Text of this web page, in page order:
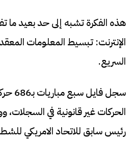
هذه الفكرة تشبه إلى حد بعيد ما
الإنترنت: تبسيط المعلومات
السريع.
سجل
الحركات غير قانونية في
رئيس سابق للاتحاد الامريكي